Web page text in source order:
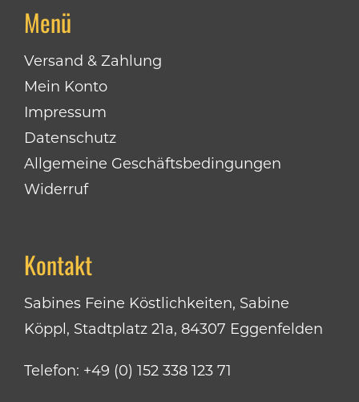
Menü
Versand & Zahlung
Mein Konto
Impressum
Datenschutz
Allgemeine Geschäftsbedingungen
Widerruf
Kontakt
Sabines Feine Köstlichkeiten, Sabine
Köppl, Stadtplatz 21a, 84307 Eggenfelden
Telefon: +49 (0) 152 338 123 71